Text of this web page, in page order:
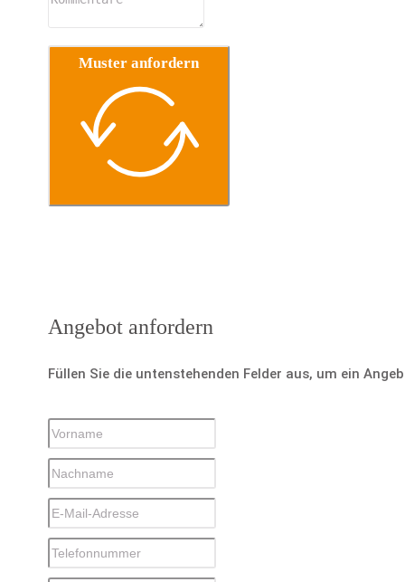
Muster anfordern
Angebot anfordern
Füllen Sie die untenstehenden Felder aus, um ein